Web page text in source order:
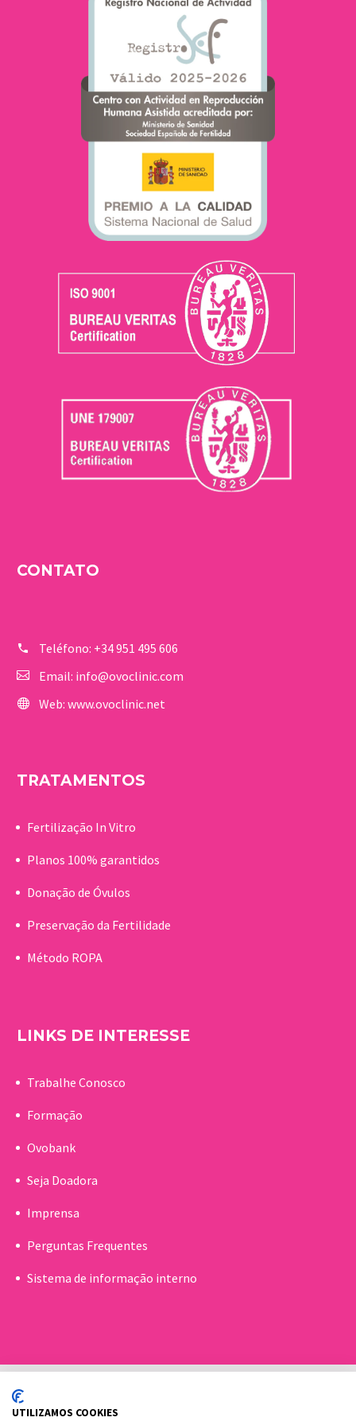
CONTATO
Teléfono: +34 951 495 606
Email: info@ovoclinic.com
Web: www.ovoclinic.net
TRATAMENTOS
Fertilização In Vitro
Planos 100% garantidos
Donação de Óvulos
Preservação da Fertilidade
Método ROPA
LINKS DE INTERESSE
Trabalhe Conosco
Formação
Ovobank
Seja Doadora
Imprensa
Perguntas Frequentes
Sistema de informação interno
UTILIZAMOS COOKIES